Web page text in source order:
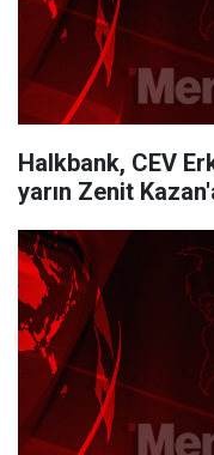
Halkbank, CEV
yarın Zenit